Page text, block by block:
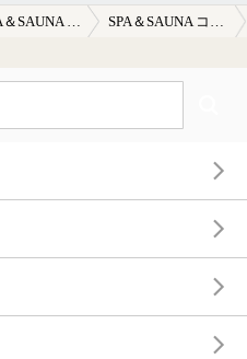
SPA＆SAUNA コリドーの湯 SPA＆SAUNA コリドーの湯の口コミ一覧